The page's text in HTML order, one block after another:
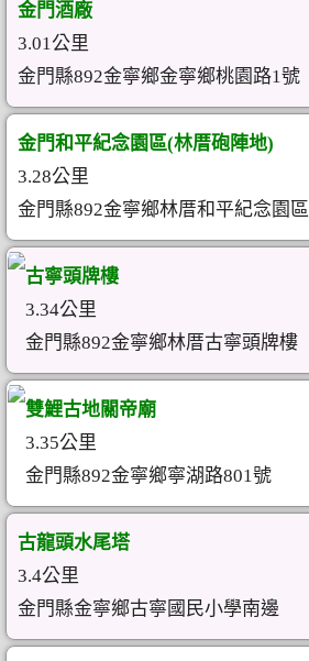
金門酒廠
3.01公里
金門縣892金寧鄉金寧鄉桃園路1號
金門和平紀念園區(林厝砲陣地)
3.28公里
金門縣892金寧鄉林厝和平紀念園區
古寧頭牌樓
3.34公里
金門縣892金寧鄉林厝古寧頭牌樓
雙鯉古地關帝廟
3.35公里
金門縣892金寧鄉寧湖路801號
古龍頭水尾塔
3.4公里
金門縣金寧鄉古寧國民小學南邊